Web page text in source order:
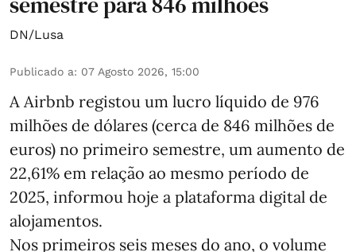
DN/Lusa
Publicado a: 07 Agosto 2026, 15:00
A Airbnb registou um lucro líquido de 976
milhões de dólares (cerca de 846 milhões de
euros) no primeiro semestre, um aumento de
22,61% em relação ao mesmo período de
2025, informou hoje a plataforma digital de
alojamentos.
Nos primeiros seis meses do ano, o volume